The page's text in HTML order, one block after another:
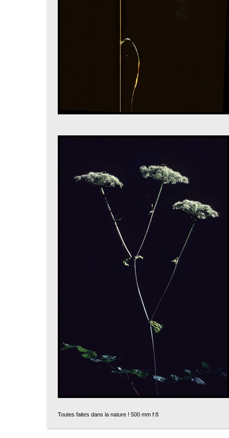
Toutes faites dans la nature ! 500 mm f:8